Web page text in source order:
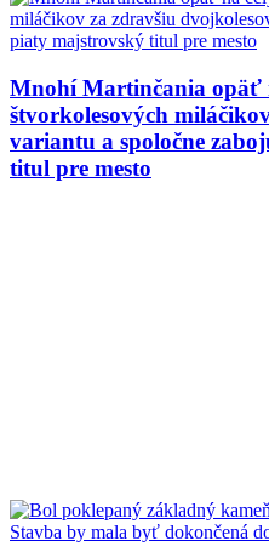
Mnohí Martinčania opäť
štvorkolesových
variantu a spoločne
titul pre mesto